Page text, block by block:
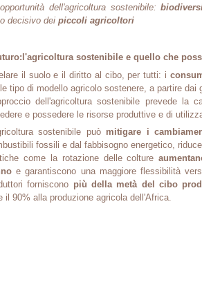
dell'agricoltura sostenibile:
decisivo dei piccoli agricoltori
sostenibile e quello che
il suolo e il diritto al cibo, per tutti: i
tipo di modello agricolo sostenere, a partire
dell'agricoltura sostenibile prevede la
e possedere le risorse produttive e di
sostenibile può mitigare i
fossili e dal fabbisogno energetico,
come la rotazione delle colture
e garantiscono una maggiore flessibilità
forniscono più della metà del cibo
il 90% alla produzione agricola dell'Africa.